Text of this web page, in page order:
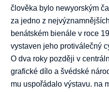
člověka bylo newyorským
za jedno z
benátském bienále v roce
vystaven jeho protiválečný
O dva roky později v
grafické dílo a švédské
mu uspořádalo výstavu. na